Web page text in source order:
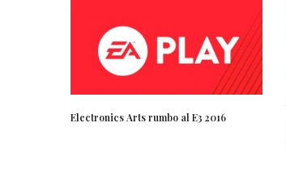
Electronics Arts rumbo al E3 2016